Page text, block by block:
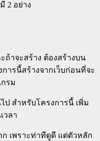
2 อย่าง
ถ้าจะสร้าง ต้องสร้างบน
ารนี้สร้างจากเว็บก่อนที่จะ
รม
ป สำหรับโครงการนี้ เพิ่ม
วลา
เพราะท่าทีดูดี แต่ตัวหลัก